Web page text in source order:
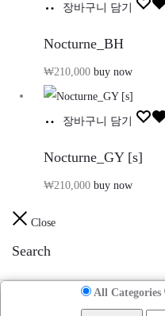
장바구니 담기
Nocturne_BH
₩210,000 buy now
장바구니 담기
Nocturne_GY [s]
₩210,000 buy now
Close
Search
All Categories